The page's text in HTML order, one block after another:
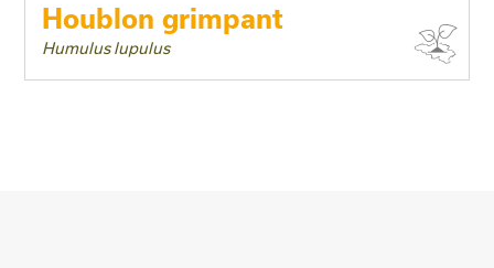
Houblon grimpant
Humulus lupulus